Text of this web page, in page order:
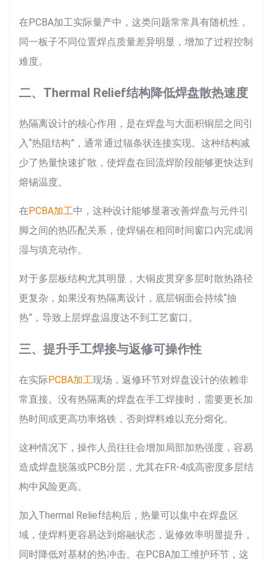
在PCBA加工实际量产中，这类问题常常具有随机性，
同一板子不同位置焊点质量差异明显，增加了过程控制
难度。
二、Thermal Relief结构降低焊盘散热速度
热隔离设计的核心作用，是在焊盘与大面积铜层之间引
入“热阻结构”，通常通过辐条状连接实现。这种结构减
少了热量快速扩散，使焊盘在回流焊阶段能够更快达到
熔锡温度。
在PCBA加工中，这种设计能够显著改善焊盘与元件引
脚之间的热匹配关系，使焊锡在相同时间窗口内完成润
湿与填充动作。
对于多层板结构尤其明显，大铜皮贯穿多层时散热路径
更复杂，如果没有热隔离设计，底层铜面会持续“抽
热”，导致上层焊盘温度达不到工艺窗口。
三、提升手工焊接与返修可操作性
在实际PCBA加工现场，返修环节对焊盘设计的依赖非
常直接。没有热隔离的焊盘在手工焊接时，需要更长加
热时间或更高功率烙铁，否则焊料难以充分熔化。
这种情况下，操作人员往往会增加局部加热强度，容易
造成焊盘脱落或PCB分层，尤其在FR-4或高密度多层结
构中风险更高。
加入Thermal Relief结构后，热量可以集中在焊盘区
域，使焊料更容易达到熔融状态，返修效率明显提升，
同时降低对基材的热冲击。在PCBA加工维护环节，这